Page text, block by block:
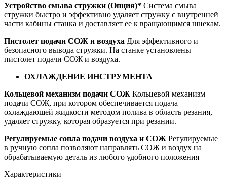
Устройство смыва стружки (Опция)* Система смыва
стружки быстро и эффективно удаляет стружку с внутренней
части кабины станка и доставляет ее к вращающимся шнекам.
Пистолет подачи СОЖ и воздуха Для эффективного и
безопасного вывода стружки. На станке установлены
пистолет подачи СОЖ и воздуха.
ОХЛАЖДЕНИЕ ИНСТРУМЕНТА
Кольцевой механизм подачи СОЖ Кольцевой механизм
подачи СОЖ, при котором обеспечивается подача
охлаждающей жидкости методом полива в область резания,
удаляет стружку, которая образуется при резании.
Регулируемые сопла подачи воздуха и СОЖ Регулируемые
в ручную сопла позволяют направлять СОЖ и воздух на
обрабатываемую деталь из любого удобного положения
Характеристики